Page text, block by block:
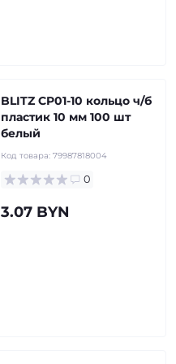
BLITZ CP01-10 кольцо ч/б
пластик 10 мм 100 шт
белый
Код товара: 79987818004
0
3.07 BYN